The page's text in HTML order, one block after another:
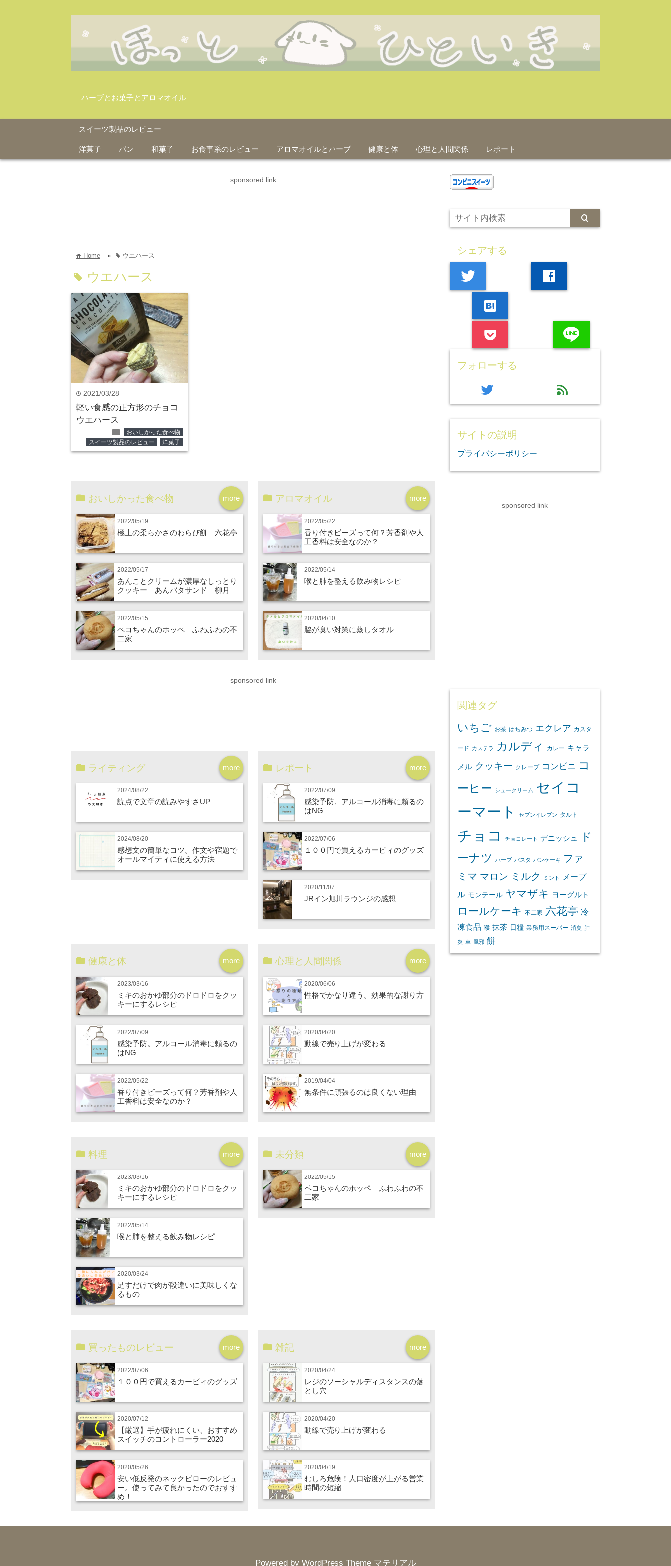
ハーブとお菓子とアロマオイル
スイーツ製品のレビュー
洋菓子 パン 和菓子 お食事系のレビュー アロマオイルとハーブ 健康と体 心理と人間関係 レポート
sponsored link
home Home » tag ウエハース
tag ウエハース
time 2021/03/28
軽い食感の正方形のチョコ
ウエハース
folder
おいしかった食べ物
スイーツ製品のレビュー
洋菓子
more
おいしかった食べ物
2022/05/19
極上の柔らかさのわらび餅 六花亭
2022/05/17
あんことクリームが濃厚なしっとり
クッキー あんバタサンド 柳月
2022/05/15
ペコちゃんのホッペ ふわふわの不
二家
more
アロマオイル
2022/05/22
香り付きビーズって何？芳香剤や人
工香料は安全なのか？
2022/05/14
喉と肺を整える飲み物レシピ
2020/04/10
脇が臭い対策に蒸しタオル
sponsored link
more
ライティング
2024/08/22
読点で文章の読みやすさUP
2024/08/20
感想文の簡単なコツ。作文や宿題で
オールマイティに使える方法
more
レポート
2022/07/09
感染予防。アルコール消毒に頼るの
はNG
2022/07/06
１００円で買えるカービィのグッズ
2020/11/07
JRイン旭川ラウンジの感想
more
健康と体
2023/03/16
ミキのおかゆ部分のドロドロをクッ
キーにするレシピ
2022/07/09
感染予防。アルコール消毒に頼るの
はNG
2022/05/22
香り付きビーズって何？芳香剤や人
工香料は安全なのか？
more
心理と人間関係
2020/06/06
性格でかなり違う。効果的な謝り方
2020/04/20
動線で売り上げが変わる
2019/04/04
無条件に頑張るのは良くない理由
more
料理
2023/03/16
ミキのおかゆ部分のドロドロをクッ
キーにするレシピ
2022/05/14
喉と肺を整える飲み物レシピ
2020/03/24
足すだけで肉が段違いに美味しくな
るもの
more
未分類
2022/05/15
ペコちゃんのホッペ ふわふわの不
二家
more
買ったものレビュー
2022/07/06
１００円で買えるカービィのグッズ
2020/07/12
【厳選】手が疲れにくい、おすすめ
スイッチのコントローラー2020
2020/05/26
安い低反発のネックピローのレビュ
ー。使ってみて良かったのでおすす
め！
more
雑記
2020/04/24
レジのソーシャルディスタンスの落
とし穴
2020/04/20
動線で売り上げが変わる
2020/04/19
むしろ危険！人口密度が上がる営業
時間の短縮
シェアする
twitter
facebook
hatenabookmark
line
フォローする
twitter feed
サイトの説明
プライバシーポリシー
sponsored link
関連タグ
いちご お茶 はちみつ エクレア カスタ
ード カステラ カルディ カレー キャラ
メル クッキー クレープ コンビニ コ
ーヒー
シュークリーム セイコ
ーマート
セブンイレブン タルト
チョコ チョコレート デニッシュ
ド
ーナツ
ハーブ パスタ パンケーキ
ファ
ミマ マロン ミルク ミント
メープ
ル モンテール ヤマザキ ヨーグルト
ロールケーキ 不二家 六花亭 冷
凍食品 喉 抹茶 日糧 業務用スーパー 消臭 肺
炎 車 風邪 餅
Powered by WordPress Theme マテリアル